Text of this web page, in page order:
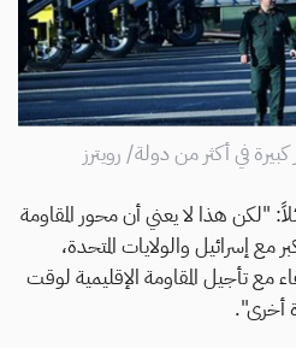
في أكثر من دولة/ رويترز
"لكن هذا لا يعني أن محور المقاومة
إسرائيل والولايات المتحدة،
مع تأجيل المقاومة الإقليمية لوقت
أخرى".